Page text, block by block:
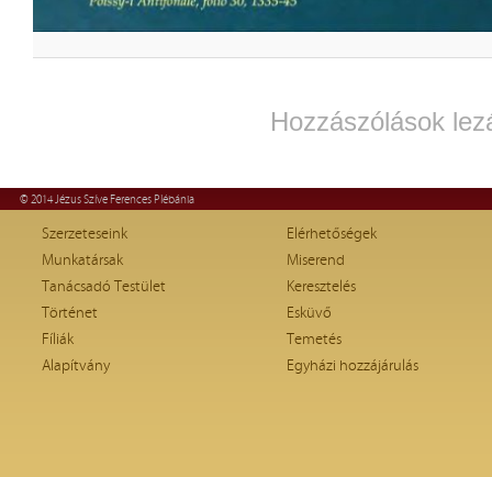
Hozzászólások
© 2014 Jézus Szíve Ferences Plébánia
Szerzeteseink
Munkatársak
Tanácsadó Testület
Történet
Fíliák
Alapítvány
Elérhetőségek
Miserend
Keresztelés
Esküvő
Temetés
Egyházi hozzájárulás